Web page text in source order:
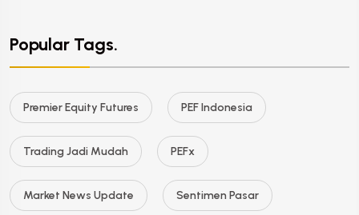
Popular Tags.
Premier Equity Futures PEF Indonesia
Trading Jadi Mudah PEFx
Market News Update Sentimen Pasar